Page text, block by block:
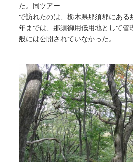
た。同ツアー
で訪れたのは、栃木県那須郡にある
年までは、那須御用低用地として管
般には公開されていなかった。